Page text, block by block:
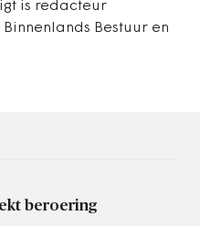
is redacteur
Bestuur en
beroering